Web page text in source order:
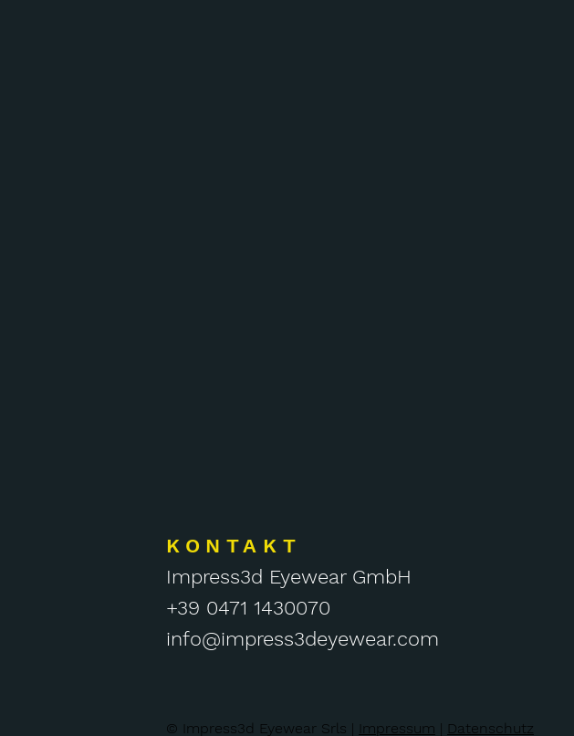
KONTAKT
Impress3d Eyewear GmbH
+39 0471 1430070
info@impress3deyewear.com
© Impress3d Eyewear Srls | Impressum | Datenschutz